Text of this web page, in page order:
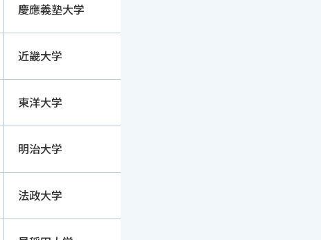
慶應義塾大学
近畿大学
東洋大学
明治大学
法政大学